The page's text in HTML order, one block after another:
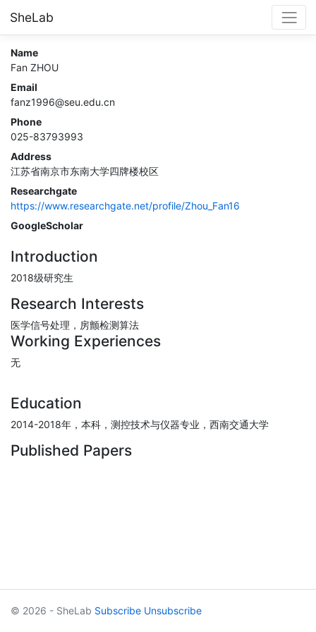
SheLab
Name
Fan ZHOU
Email
fanz1996@seu.edu.cn
Phone
025-83793993
Address
江苏省南京市东南大学四牌楼校区
Researchgate
https://www.researchgate.net/profile/Zhou_Fan16
GoogleScholar
Introduction
2018级研究生
Research Interests
医学信号处理，房颤检测算法
Working Experiences
无
Education
2014-2018年，本科，测控技术与仪器专业，西南交通大学
Published Papers
© 2026 - SheLab Subscribe Unsubscribe